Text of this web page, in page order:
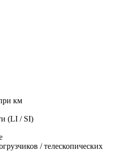
км
(LI / SI)
/ телескопических